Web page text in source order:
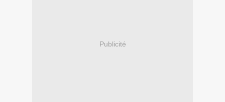
Publicité